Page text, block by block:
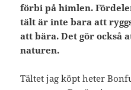
förbi på himlen.
tält är inte bara att
att bära. Det gör också
naturen.
Tältet jag köpt heter